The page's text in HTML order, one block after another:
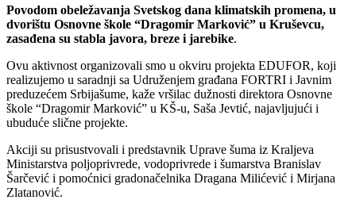
Povodom obeležavanja Svetskog dana klimatskih promena, u
dvorištu Osnovne škole “Dragomir Marković” u Kruševcu,
zasađena su stabla javora, breze i jarebike.
Ovu aktivnost organizovali smo u okviru projekta EDUFOR, koji
realizujemo u saradnji sa Udruženjem građana FORTRI i Javnim
preduzećem Srbijašume, kaže vršilac dužnosti direktora Osnovne
škole “Dragomir Marković” u KŠ-u, Saša Jevtić, najavljujući i
ubuduće slične projekte.
Akciji su prisustvovali i predstavnik Uprave šuma iz Kraljeva
Ministarstva poljoprivrede, vodoprivrede i šumarstva Branislav
Šarčević i pomoćnici gradonačelnika Dragana Milićević i Mirjana
Zlatanović.